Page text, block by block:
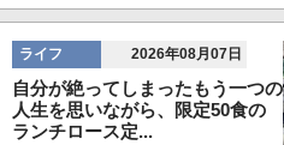
ライフ 2026年08月07日
自分が絶ってしまったもう一つの
人生を思いながら、限定50食の
ランチロース定...